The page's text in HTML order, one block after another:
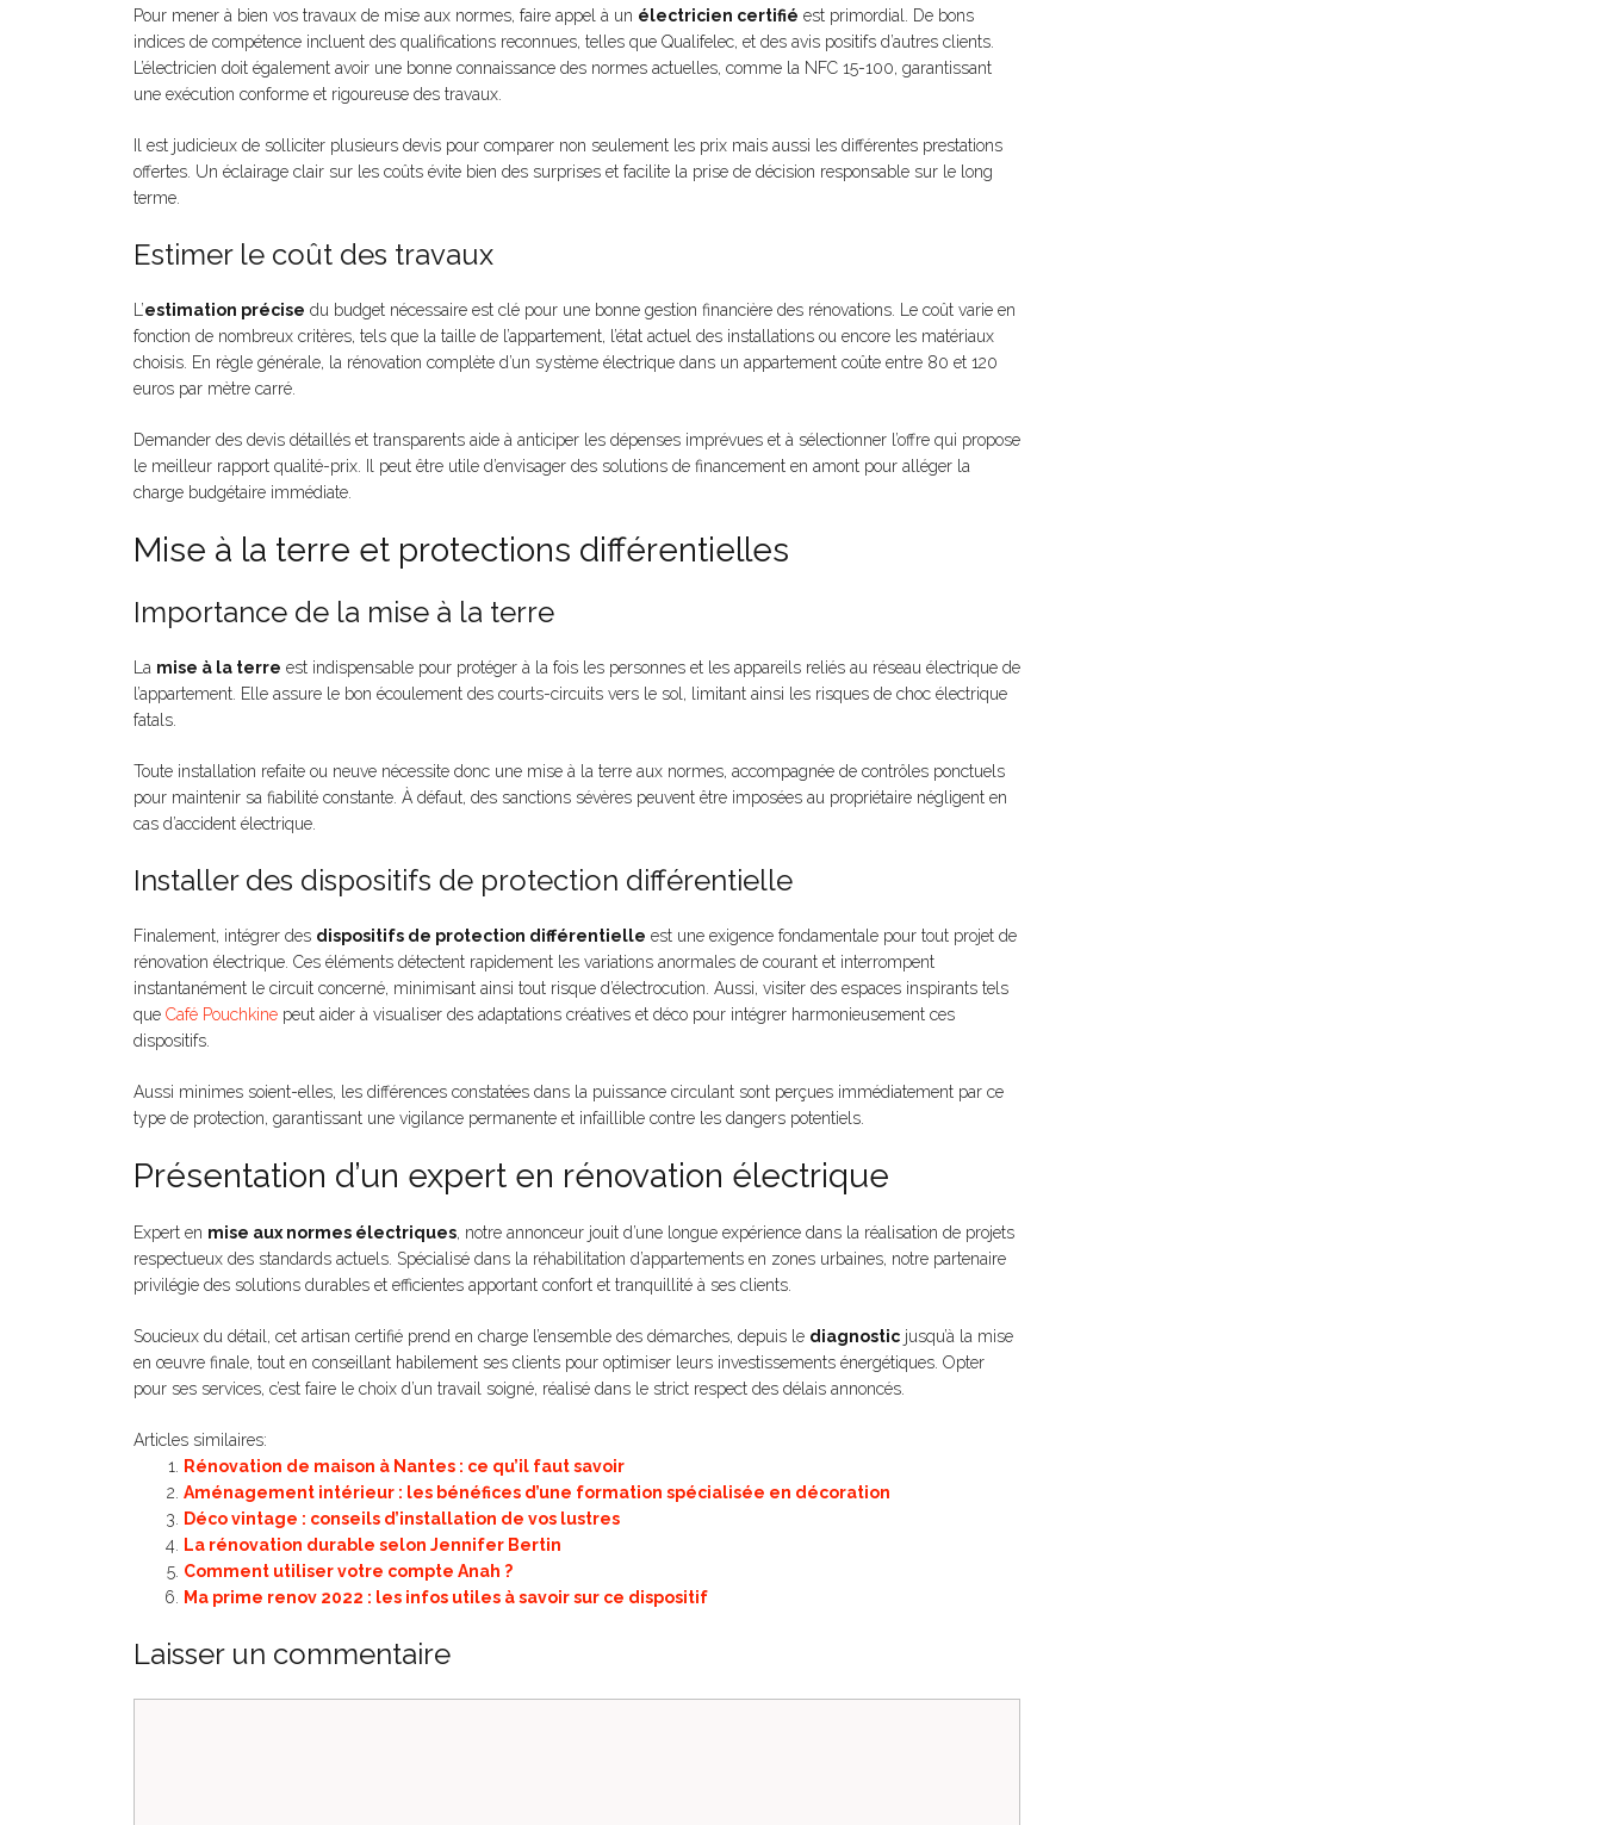
Pour mener à bien vos travaux de mise aux normes, faire appel à un électricien certifié est primordial. De bons
indices de compétence incluent des qualifications reconnues, telles que Qualifelec, et des avis positifs d’autres clients.
L’électricien doit également avoir une bonne connaissance des normes actuelles, comme la NFC 15-100, garantissant
une exécution conforme et rigoureuse des travaux.
Il est judicieux de solliciter plusieurs devis pour comparer non seulement les prix mais aussi les différentes prestations
offertes. Un éclairage clair sur les coûts évite bien des surprises et facilite la prise de décision responsable sur le long
terme.
Estimer le coût des travaux
L’estimation précise du budget nécessaire est clé pour une bonne gestion financière des rénovations. Le coût varie en
fonction de nombreux critères, tels que la taille de l’appartement, l’état actuel des installations ou encore les matériaux
choisis. En règle générale, la rénovation complète d’un système électrique dans un appartement coûte entre 80 et 120
euros par mètre carré.
Demander des devis détaillés et transparents aide à anticiper les dépenses imprévues et à sélectionner l’offre qui propose
le meilleur rapport qualité-prix. Il peut être utile d’envisager des solutions de financement en amont pour alléger la
charge budgétaire immédiate.
Mise à la terre et protections différentielles
Importance de la mise à la terre
La mise à la terre est indispensable pour protéger à la fois les personnes et les appareils reliés au réseau électrique de
l’appartement. Elle assure le bon écoulement des courts-circuits vers le sol, limitant ainsi les risques de choc électrique
fatals.
Toute installation refaite ou neuve nécessite donc une mise à la terre aux normes, accompagnée de contrôles ponctuels
pour maintenir sa fiabilité constante. À défaut, des sanctions sévères peuvent être imposées au propriétaire négligent en
cas d’accident électrique.
Installer des dispositifs de protection différentielle
Finalement, intégrer des dispositifs de protection différentielle est une exigence fondamentale pour tout projet de
rénovation électrique. Ces éléments détectent rapidement les variations anormales de courant et interrompent
instantanément le circuit concerné, minimisant ainsi tout risque d’électrocution. Aussi, visiter des espaces inspirants tels
que Café Pouchkine peut aider à visualiser des adaptations créatives et déco pour intégrer harmonieusement ces
dispositifs.
Aussi minimes soient-elles, les différences constatées dans la puissance circulant sont perçues immédiatement par ce
type de protection, garantissant une vigilance permanente et infaillible contre les dangers potentiels.
Présentation d’un expert en rénovation électrique
Expert en mise aux normes électriques, notre annonceur jouit d’une longue expérience dans la réalisation de projets
respectueux des standards actuels. Spécialisé dans la réhabilitation d’appartements en zones urbaines, notre partenaire
privilégie des solutions durables et efficientes apportant confort et tranquillité à ses clients.
Soucieux du détail, cet artisan certifié prend en charge l’ensemble des démarches, depuis le diagnostic jusqu’à la mise
en œuvre finale, tout en conseillant habilement ses clients pour optimiser leurs investissements énergétiques. Opter
pour ses services, c’est faire le choix d’un travail soigné, réalisé dans le strict respect des délais annoncés.
Articles similaires:
Rénovation de maison à Nantes : ce qu’il faut savoir
Aménagement intérieur : les bénéfices d’une formation spécialisée en décoration
Déco vintage : conseils d’installation de vos lustres
La rénovation durable selon Jennifer Bertin
Comment utiliser votre compte Anah ?
Ma prime renov 2022 : les infos utiles à savoir sur ce dispositif
Laisser un commentaire